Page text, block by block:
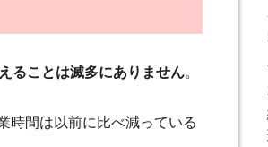
ることは滅多にありません。
時間は以前に比べ減っている